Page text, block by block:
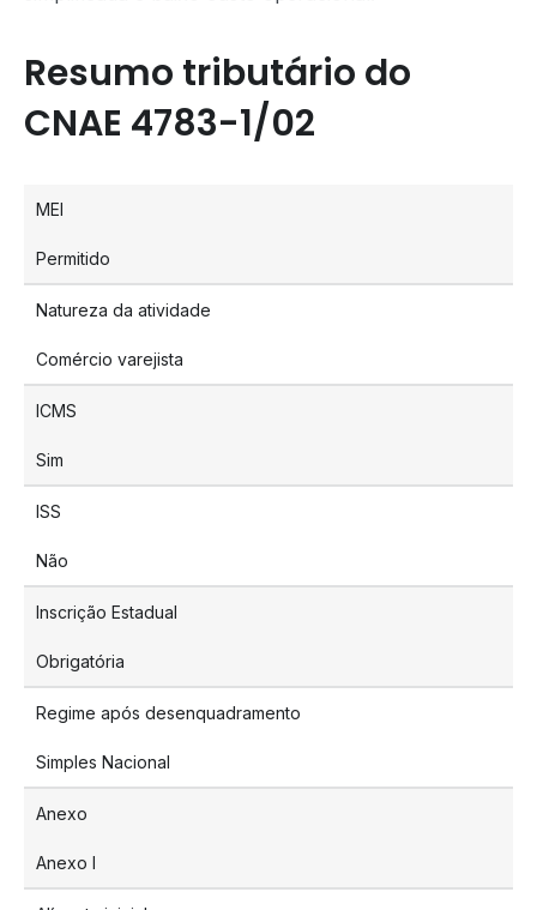
Resumo tributário do
CNAE 4783-1/02
MEI
Permitido
Natureza da atividade
Comércio varejista
ICMS
Sim
ISS
Não
Inscrição Estadual
Obrigatória
Regime após desenquadramento
Simples Nacional
Anexo
Anexo I